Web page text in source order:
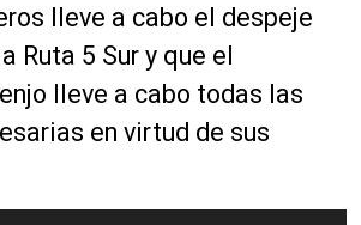
lleve a cabo el despeje
Ruta 5 Sur y que el
lleve a cabo todas las
en virtud de sus